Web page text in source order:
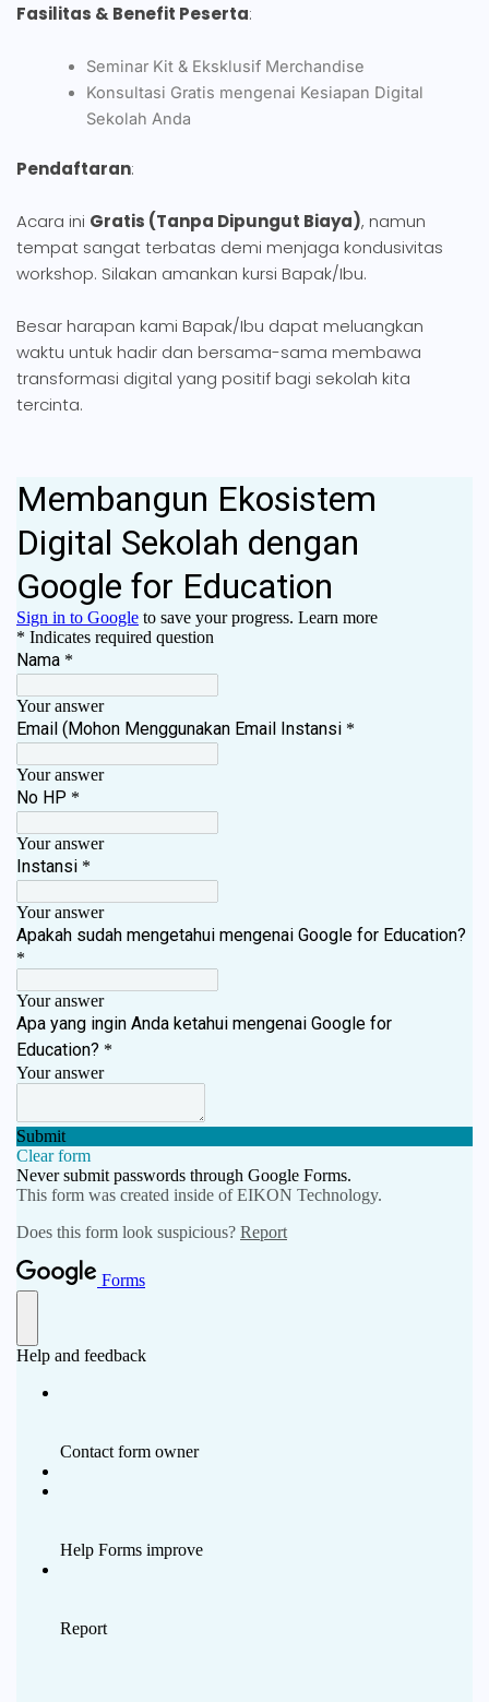
Fasilitas & Benefit Peserta:
Seminar Kit & Eksklusif Merchandise
Konsultasi Gratis mengenai Kesiapan Digital
Sekolah Anda
Pendaftaran:
Acara ini Gratis (Tanpa Dipungut Biaya), namun
tempat sangat terbatas demi menjaga kondusivitas
workshop. Silakan amankan kursi Bapak/Ibu.
Besar harapan kami Bapak/Ibu dapat meluangkan
waktu untuk hadir dan bersama-sama membawa
transformasi digital yang positif bagi sekolah kita
tercinta.